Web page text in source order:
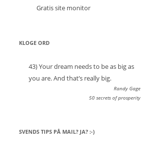
Gratis site monitor
KLOGE ORD
43) Your dream needs to be as big as
you are. And that’s really big.
Randy Gage
50 secrets of prosperity
SVENDS TIPS PÅ MAIL? JA? :-)